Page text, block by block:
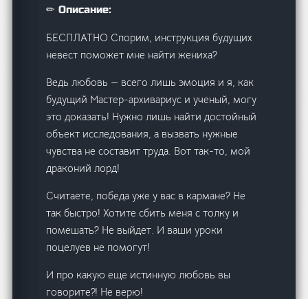
✏ Описание:
БЕСПЛАТНО Спорим, инструкция будущих
невест поможет мне найти жениха?
Ведь любовь — всего лишь эмоция и я, как
будущий Мастер-архивариус и ученый, могу
это доказать! Нужно лишь найти достойный
объект исследования, а вызвать нужные
чувства не составит труда. Вот так-то, мой
драконий лорд!
Считаете, победа уже у вас в кармане? Не
так быстро! Хотите сбить меня с толку и
помешать? Не выйдет. И ваши уроки
поцелуев не помогут!
И про какую еще истинную любовь вы
говорите?! Не верю!